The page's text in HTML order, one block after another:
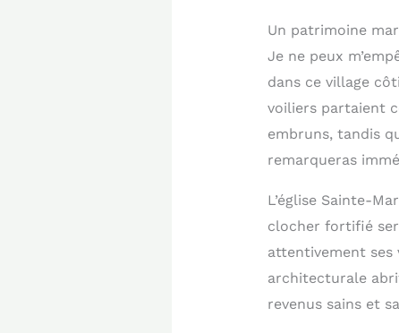
Un patrimoine
Je ne peux
dans ce village
voiliers partaient
embruns, tandis
remarqueras
L’église Sainte-
clocher fortifié
attentivement ses
architecturale
revenus sains et